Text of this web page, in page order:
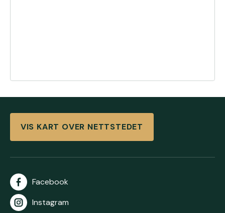
VIS KART OVER NETTSTEDET
Facebook
Instagram